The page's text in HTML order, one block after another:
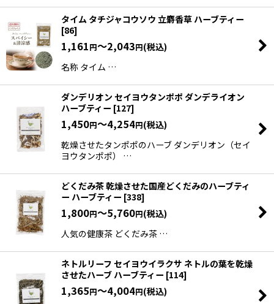
タイム タチジャコウソウ 立麝香草 ハーブティー
[86]
1,161円～2,043円(税込)
名称 タイム …
ダンデリオン セイヨウタンポポ ダンデライオン
ハーブティー [127]
1,450円～4,254円(税込)
乾燥させたタンポポのハーブ ダンデリオン（セイ
ヨウタンポポ） …
どくだみ茶 乾燥させた国産どくだみのハーブティ
ー ハーブティー [338]
1,800円～5,760円(税込)
人気の健康茶 どくだみ茶 …
ネトルリーフ セイヨウイラクサ ネトルの葉を乾燥
させたハーブ ハーブティー [114]
1,365円～4,004円(税込)